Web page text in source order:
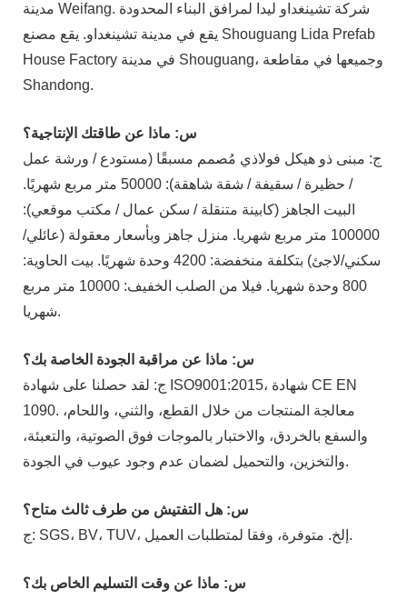
مدينة Weifang. شركة تشينغداو ليدا لمرافق البناء المحدودة
يقع في مدينة تشينغداو. يقع مصنع Shouguang Lida Prefab
House Factory في مدينة Shouguang، وجميعها في مقاطعة
Shandong.
س: ماذا عن طاقتك الإنتاجية؟
ج: مبنى ذو هيكل فولاذي مُصمم مسبقًا (مستودع / ورشة عمل
/ حظيرة / سقيفة / شقة شاهقة): 50000 متر مربع شهريًا.
البيت الجاهز (كابينة متنقلة / سكن عمال / مكتب موقعي):
100000 متر مربع شهريا. منزل جاهز وبأسعار معقولة (عائلي/
سكني/لاجئ) بتكلفة منخفضة: 4200 وحدة شهريًا. بيت الحاوية:
800 وحدة شهريا. فيلا من الصلب الخفيف: 10000 متر مربع
شهريا.
س: ماذا عن مراقبة الجودة الخاصة بك؟
ج: لقد حصلنا على شهادة ISO9001:2015، شهادة CE EN
1090. معالجة المنتجات من خلال القطع، والثني، واللحام،
والسفع بالخردق، والاختبار بالموجات فوق الصوتية، والتعبئة،
والتخزين، والتحميل لضمان عدم وجود عيوب في الجودة.
س: هل التفتيش من طرف ثالث متاح؟
ج: SGS، BV، TUV، إلخ. متوفرة، وفقا لمتطلبات العميل.
س: ماذا عن وقت التسليم الخاص بك؟